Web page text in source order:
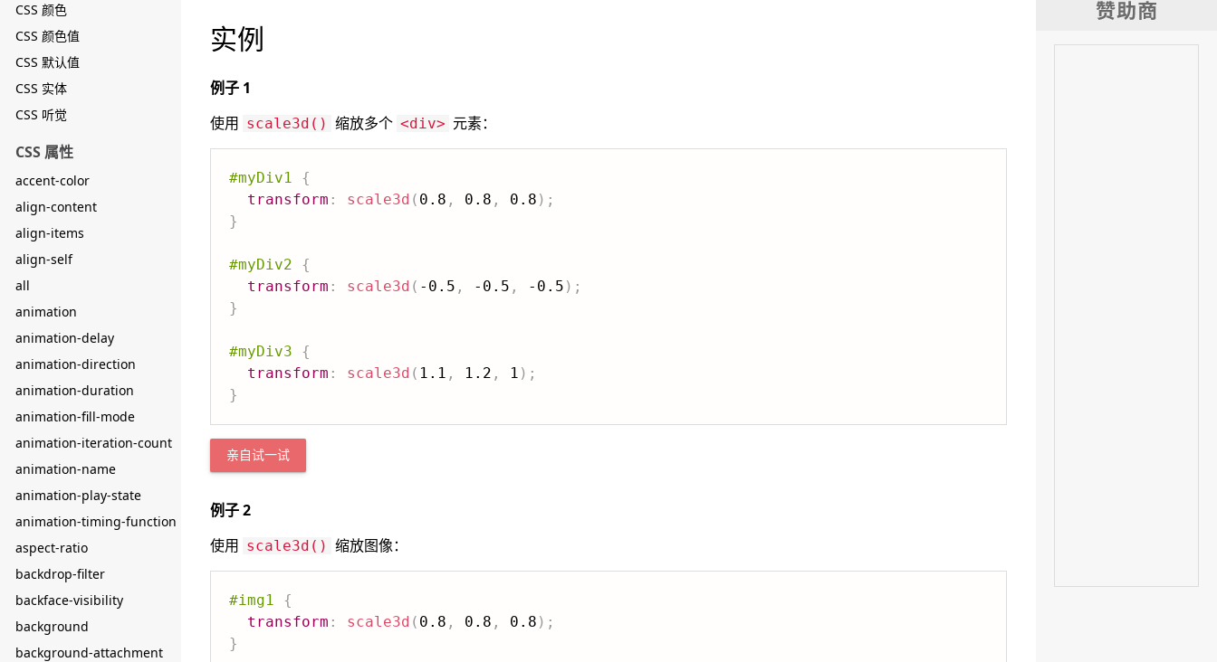
CSS 颜色
CSS 颜色值
CSS 默认值
CSS 实体
CSS 听觉
CSS 属性
accent-color
align-content
align-items
align-self
all
animation
animation-delay
animation-direction
animation-duration
animation-fill-mode
animation-iteration-count
animation-name
animation-play-state
animation-timing-function
aspect-ratio
backdrop-filter
backface-visibility
background
background-attachment
实例
例子 1
使用 scale3d() 缩放多个 <div> 元素：
#myDiv1
{
transform : scale3d ( 0.8 , 0.8 , 0.8 ) ;
}
#myDiv2
{
transform : scale3d ( -0.5 , -0.5 , -0.5 ) ;
}
#myDiv3
{
transform : scale3d ( 1.1 , 1.2 , 1 ) ;
}
亲自试一试
例子 2
使用 scale3d() 缩放图像：
#img1
{
transform : scale3d ( 0.8 , 0.8 , 0.8 ) ;
}